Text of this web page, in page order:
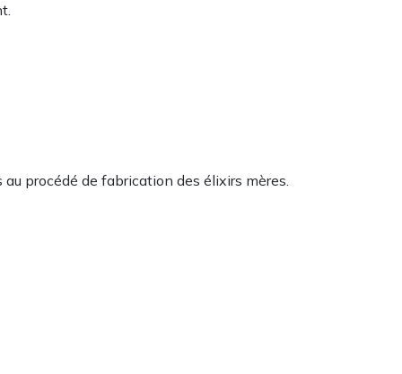
procédé de fabrication des élixirs mères.